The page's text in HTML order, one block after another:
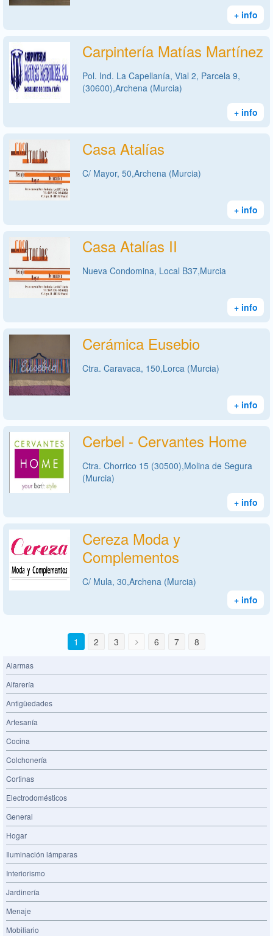
+ info
Carpintería Matías Martínez
Pol. Ind. La Capellanía, Vial 2, Parcela 9,
(30600),Archena (Murcia)
+ info
Casa Atalías
C/ Mayor, 50,Archena (Murcia)
+ info
Casa Atalías II
Nueva Condomina, Local B37,Murcia
+ info
Cerámica Eusebio
Ctra. Caravaca, 150,Lorca (Murcia)
+ info
Cerbel - Cervantes Home
Ctra. Chorrico 15 (30500),Molina de Segura
(Murcia)
+ info
Cereza Moda y
Complementos
C/ Mula, 30,Archena (Murcia)
+ info
1 2 3 6 7 8
Alarmas
Alfarería
Antigüedades
Artesanía
Cocina
Colchonería
Cortinas
Electrodomésticos
General
Hogar
Iluminación lámparas
Interiorismo
Jardinería
Menaje
Mobiliario